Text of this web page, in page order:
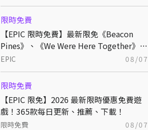
限時免費
【EPIC 限時免費】最新限免《Beacon
Pines》、《We Were Here Together》領
取後永久保存
EPIC 08/07
限時免費
【EPIC 限免】2026 最新限時優惠免費遊
戲！365款每日更新、推薦、下載！
限時免費 08/07